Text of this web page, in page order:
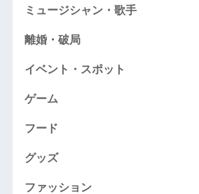
ミュージシャン・歌手
離婚・破局
イベント・スポット
ゲーム
フード
グッズ
ファッション